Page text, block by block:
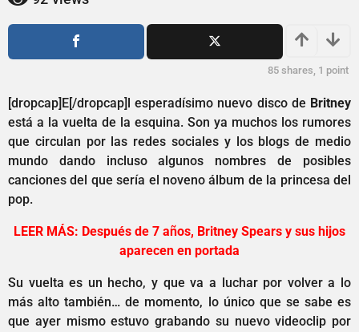
1
a
o
a
g
o
o
85 shares, 1 point
[dropcap]E[/dropcap]l esperadísimo nuevo disco de Britney
está a la vuelta de la esquina. Son ya muchos los rumores
que circulan por las redes sociales y los blogs de medio
mundo dando incluso algunos nombres de posibles
canciones del que sería el noveno álbum de la princesa del
pop.
LEER MÁS: Después de 7 años, Britney Spears y sus hijos
aparecen en portada
Su vuelta es un hecho, y que va a luchar por volver a lo
más alto también… de momento, lo único que se sabe es
que ayer mismo estuvo grabando su nuevo videoclip por